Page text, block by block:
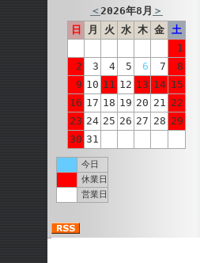
＜2026年8月 ＞
日
月 火 水 木 金 土
1
2
3 4 5 6 7
8
9 10 11 12 13 14 15
16 17 18 19 20 21 22
23 24 25 26 27 28 29
30 31
今日
休業日
営業日